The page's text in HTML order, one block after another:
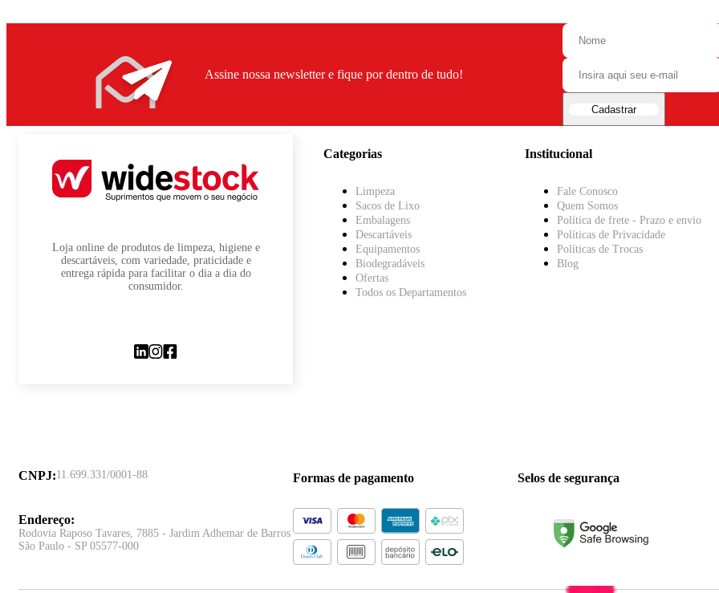
Assine nossa newsletter e fique por dentro de tudo!
Cadastrar
Loja online de produtos de limpeza, higiene e
descartáveis, com variedade, praticidade e
entrega rápida para facilitar o dia a dia do
consumidor.
Categorias
Limpeza
Sacos de Lixo
Embalagens
Descartáveis
Equipamentos
Biodegradáveis
Ofertas
Todos os Departamentos
Institucional
Fale Conosco
Quem Somos
Política de frete - Prazo e envio
Políticas de Privacidade
Políticas de Trocas
Blog
CNPJ:11.699.331/0001-88
Endereço:
Rodovia Raposo Tavares, 7885 - Jardim Adhemar de Barros
São Paulo - SP 05577-000
Formas de pagamento Selos de segurança